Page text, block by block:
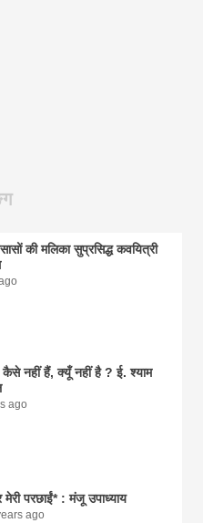
की मलिका सुप्रसिद्ध कवयित्री
कैसे नहीं हैं, क्यूँ नहीं है ? ई. श्याम
ago
परछाईं* : मंजू उपाध्याय
ago